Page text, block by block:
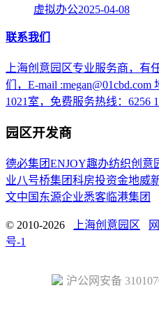
虚拟办公2025-04-08
联系我们
上海创意园区专业服务商，有
们，E-mail
1021室，免费服务热线：6256
园区开发商
德必集团ENJOY趣办纺织创意
业八号桥集团科房投资金地威
文中国 东源企业悉客 临港集团
© 2010-2026 上海创意园区
号-1
沪公网安备